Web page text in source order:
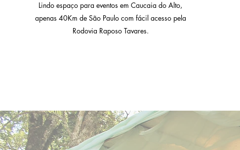
Lindo espaço para eventos em Caucaia do Alto,
apenas 40Km de São Paulo com fácil acesso pela
Rodovia Raposo Tavares.